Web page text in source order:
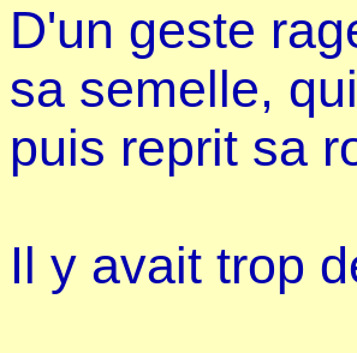
D'un geste
sa semelle,
puis reprit sa
Il y avait trop